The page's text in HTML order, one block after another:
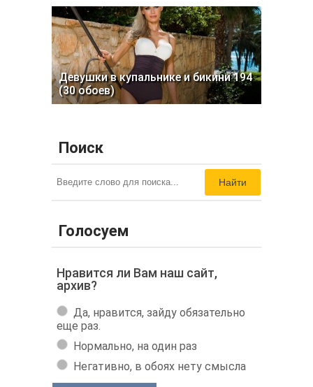
Девушки в купальнике и бикини 194
(30 обоев)
Поиск
Найти
Голосуем
Нравится ли Вам наш сайт,
архив?
Да, нравится, зайду обязательно
еще раз.
Нормально, на один раз
Негативно, в обоях нету смысла